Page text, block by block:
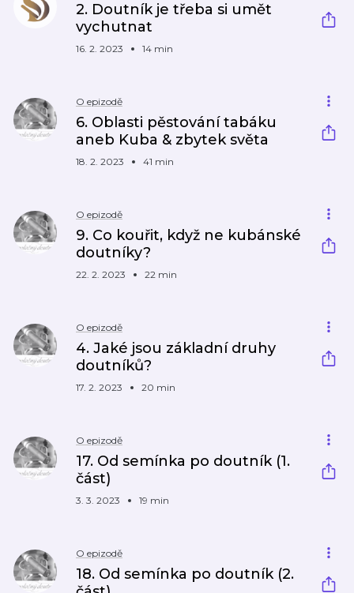
2. Doutník je třeba si umět
vychutnat
16. 2. 2023 14 min
O epizodě
6. Oblasti pěstování tabáku
aneb Kuba & zbytek světa
18. 2. 2023 41 min
O epizodě
9. Co kouřit, když ne kubánské
doutníky?
22. 2. 2023 22 min
O epizodě
4. Jaké jsou základní druhy
doutníků?
17. 2. 2023 20 min
O epizodě
17. Od semínka po doutník (1.
část)
3. 3. 2023 19 min
O epizodě
18. Od semínka po doutník (2.